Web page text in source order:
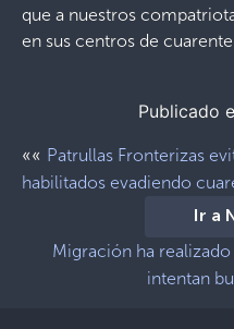
que a nuestros
en sus centros de
Publicado
«« Patrullas Fronterizas
habilitados evadiendo
Ir a
Migración ha
intentan